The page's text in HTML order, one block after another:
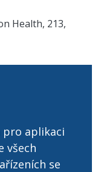
Health, 213,
pro aplikaci
všech
se